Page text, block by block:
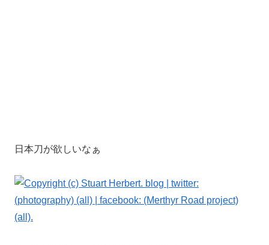
日本刀が欲しいなぁ